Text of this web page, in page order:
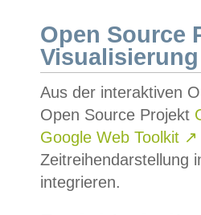
Open Source
Visualisierung
Aus der interaktiven
Open Source Projekt
Google Web Toolkit ↗
Zeitreihendarstellung
integrieren.